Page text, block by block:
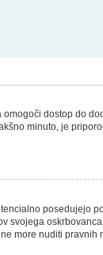
dostop do
minuto, je
posedujejo
svojega
more nuditi pravnih